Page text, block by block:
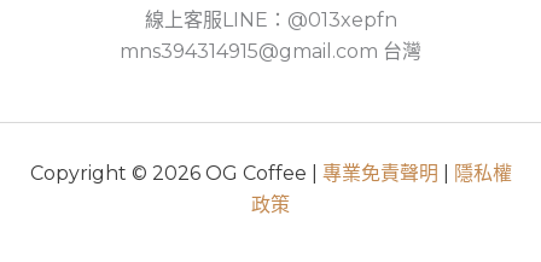
線上客服LINE：@013xepfn
mns394314915@gmail.com 台灣
Copyright © 2026 OG Coffee | 專業免責聲明
隱私權
政策